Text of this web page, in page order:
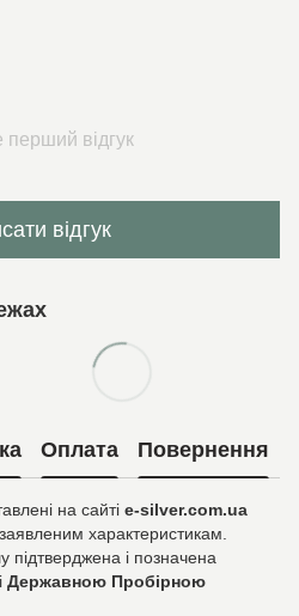
перший відгук
відгук
Оплата Повернення
на сайті e-silver.com.ua
характеристикам.
підтверджена і позначена
Державною Пробірною